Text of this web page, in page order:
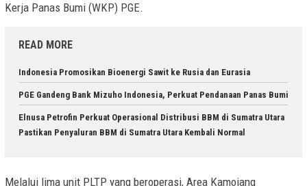
Kerja Panas Bumi (WKP) PGE.
READ MORE
Indonesia Promosikan Bioenergi Sawit ke Rusia dan Eurasia
PGE Gandeng Bank Mizuho Indonesia, Perkuat Pendanaan Panas Bumi
Elnusa Petrofin Perkuat Operasional Distribusi BBM di Sumatra Utara
Pastikan Penyaluran BBM di Sumatra Utara Kembali Normal
Melalui lima unit PLTP yang beroperasi, Area Kamojang